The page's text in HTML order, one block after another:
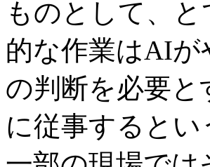
ものとして、
的な作業はAIが
の判断を必要
に従事すると